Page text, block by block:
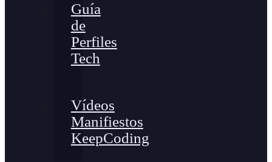
Guía
de
Perfiles
Tech
Vídeos
Manifiestos
KeepCoding